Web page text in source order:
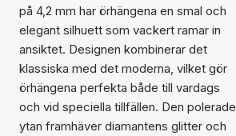
Artikeln har lagts till i
korgen
på 4,2 mm har örhängena en smal och
elegant silhuett som vackert ramar in
ansiktet. Designen kombinerar det
klassiska med det moderna, vilket gör
örhängena perfekta både till vardags
och vid speciella tillfällen. Den polerade
ytan framhäver diamantens glitter och